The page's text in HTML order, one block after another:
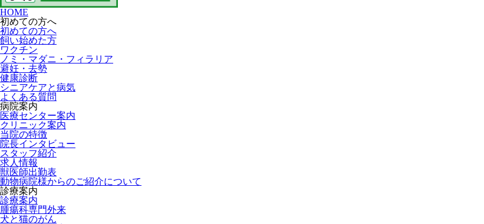
HOME
初めての方へ
初めての方へ
飼い始めた方
ワクチン
ノミ・マダニ・フィラリア
避妊・去勢
健康診断
シニアケアと病気
よくある質問
病院案内
医療センター案内
クリニック案内
当院の特徴
院長インタビュー
スタッフ紹介
求人情報
獣医師出勤表
動物病院様からのご紹介について
診療案内
診療案内
腫瘍科専門外来
犬と猫のがん